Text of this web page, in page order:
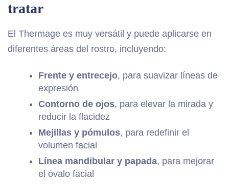
tratar
El Thermage es muy versátil y puede aplicarse en
diferentes áreas del rostro, incluyendo:
Frente y entrecejo, para suavizar líneas de
expresión
Contorno de ojos, para elevar la mirada y
reducir la flacidez
Mejillas y pómulos, para redefinir el
volumen facial
Línea mandibular y papada, para mejorar
el óvalo facial